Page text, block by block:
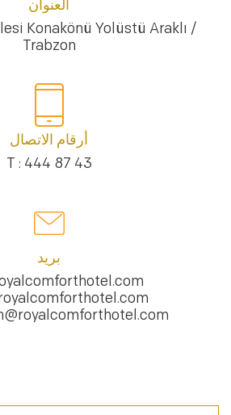
العنوان
Konakönü Yolüstü Araklı /
Trabzon
أرقام الاتصال
T : 444 87 43
بريد